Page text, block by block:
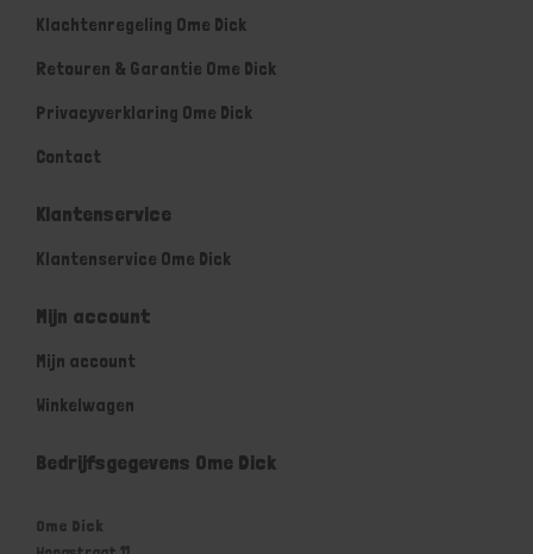
Klachtenregeling Ome Dick
Retouren & Garantie Ome Dick
Privacyverklaring Ome Dick
Contact
Klantenservice
Klantenservice Ome Dick
Mijn account
Mijn account
Winkelwagen
Bedrijfsgegevens Ome Dick
Ome Dick